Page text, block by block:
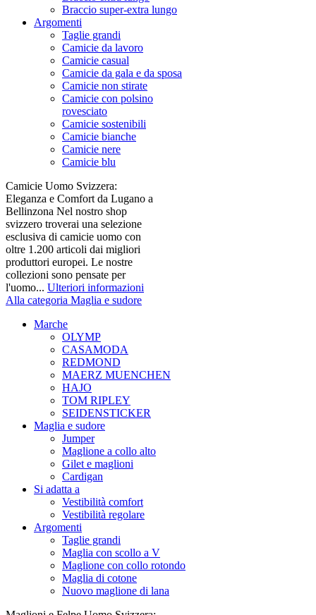
Braccio super-extra lungo
Argomenti
Taglie grandi
Camicie da lavoro
Camicie casual
Camicie da gala e da sposa
Camicie non stirate
Camicie con polsino
rovesciato
Camicie sostenibili
Camicie bianche
Camicie nere
Camicie blu
Camicie Uomo Svizzera:
Eleganza e Comfort da Lugano a
Bellinzona Nel nostro shop
svizzero troverai una selezione
esclusiva di camicie uomo con
oltre 1.200 articoli dai migliori
produttori europei. Le nostre
collezioni sono pensate per
l'uomo... Ulteriori informazioni
Alla categoria Maglia e sudore
Marche
OLYMP
CASAMODA
REDMOND
MAERZ MUENCHEN
HAJO
TOM RIPLEY
SEIDENSTICKER
Maglia e sudore
Jumper
Maglione a collo alto
Gilet e maglioni
Cardigan
Si adatta a
Vestibilità comfort
Vestibilità regolare
Argomenti
Taglie grandi
Maglia con scollo a V
Maglione con collo rotondo
Maglia di cotone
Nuovo maglione di lana